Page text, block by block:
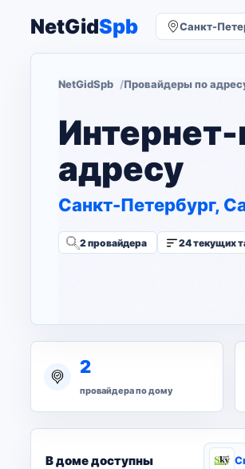
NetGidSpb Санкт-
NetGidSpb Провайдеры по
адресу
Санкт-Петербург,
2 провайдера 24 текущих
2
провайдера по дому
В доме доступны